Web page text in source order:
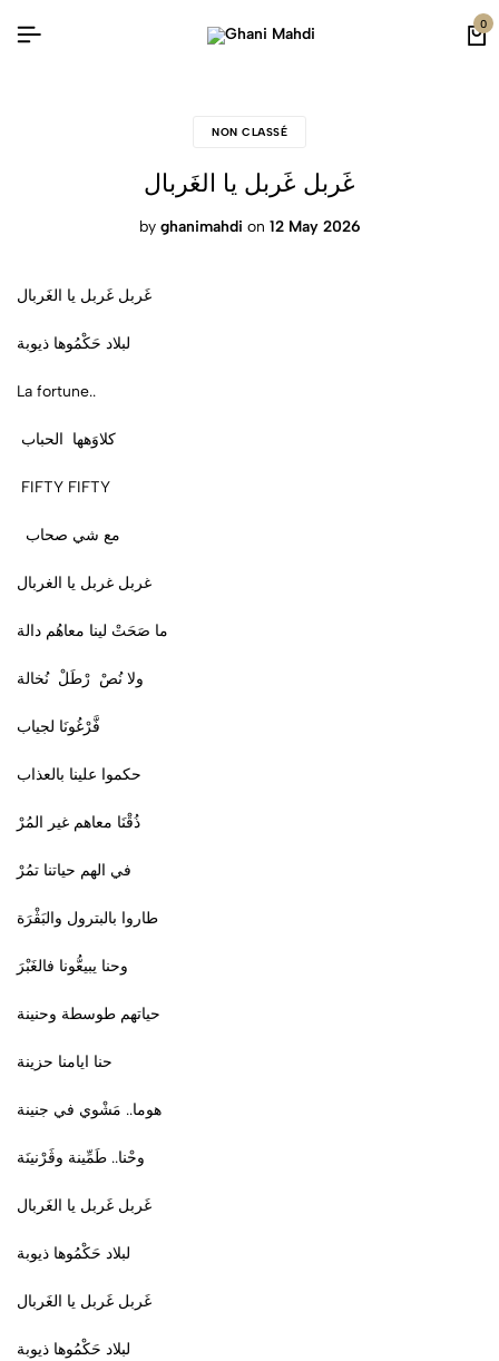
0
NON CLASSÉ
غَربل غَربل يا الغَربال
by ghanimahdi on 12 May 2026
غَربل غَربل يا الغَربال
لبلاد حَكْمُوها ذيوبة
La fortune..
كلاوَهها الحباب
FIFTY FIFTY
مع شي صحاب
غربل غربل يا الغربال
ما صَحَتْ لينا معاهُم دالة
ولا نُصْ رْطَلْ نُخالة
فَّرْغُونَا لجياب
حكموا علينا بالعذاب
ذُقْنَا معاهم غير المُرْ
في الهم حياتنا تمُرْ
طاروا بالبترول والبَڤْرَة
وحنا يبيعُّونا فالغَبْرَ
حياتهم طوسطة وحنينة
حنا ايامنا حزينة
هوما.. مَشْوي في جنينة
وحْنا.. طَمِّينة وڤَرْنينَة
غَربل غَربل يا الغَربال
لبلاد حَكْمُوها ذيوبة
غَربل غَربل يا الغَربال
لبلاد حَكْمُوها ذيوبة